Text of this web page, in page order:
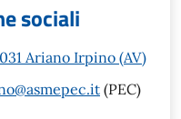
sociali
Ariano Irpino (AV)
(PEC)